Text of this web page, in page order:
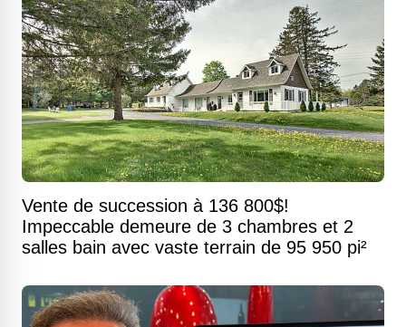
Vente de succession à 136 800$!
Impeccable demeure de 3 chambres et 2
salles bain avec vaste terrain de 95 950 pi²